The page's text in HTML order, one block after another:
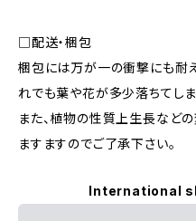
□配送・梱包
梱包には万が一の衝撃にも耐
れでも葉や花が多少落ちてし
また、植物の性質上生長など
ますますのでご了承下さい。
International